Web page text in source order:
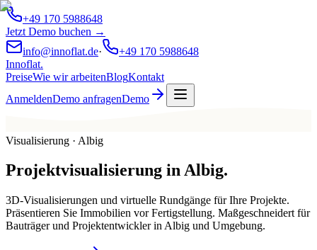
+49 170 5988648
Jetzt Demo buchen →
info@innoflat.de·
+49 170 5988648
Innoflat.
PreiseWie wir arbeitenBlogKontakt
AnmeldenDemo anfragenDemo
Visualisierung · Albig
Projektvisualisierung inAlbig.
3D-Visualisierungen und virtuelle Rundgänge für Ihre Projekte.
Präsentieren Sie Immobilien vor Fertigstellung. Maßgeschneidert für
Bauträger und Projektentwickler in Albig und Umgebung.